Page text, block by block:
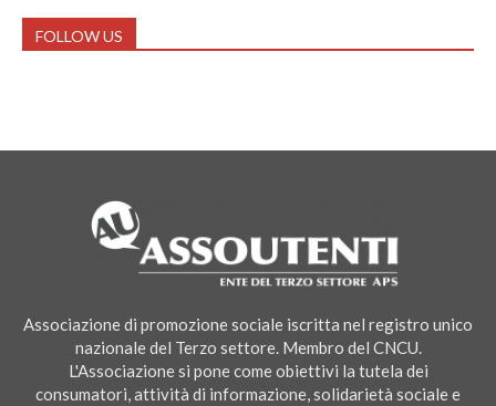
FOLLOW US
Associazione di promozione sociale iscritta nel registro unico
nazionale del Terzo settore. Membro del CNCU.
L'Associazione si pone come obiettivi la tutela dei
consumatori, attività di informazione, solidarietà sociale e